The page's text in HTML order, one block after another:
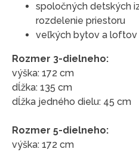
spoločných detských
rozdelenie priestoru
veľkých bytov a loftov
Rozmer 3-dielneho:
výška: 172 cm
dĺžka: 135 cm
dĺžka jedného dielu: 45 cm
Rozmer 5-dielneho:
výška: 172 cm